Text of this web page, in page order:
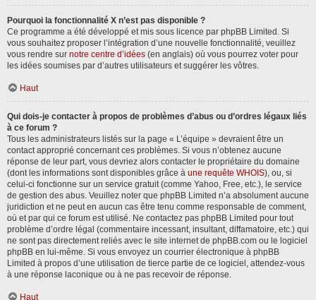
Pourquoi la fonctionnalité X n’est pas disponible ?
Ce programme a été développé et mis sous licence par phpBB Limited. Si
vous souhaitez proposer l’intégration d’une nouvelle fonctionnalité, veuillez
vous rendre sur notre centre d’idées (en anglais) où vous pourrez voter pour
les idées soumises par d’autres utilisateurs et suggérer les vôtres.
Haut
Qui dois-je contacter à propos de problèmes d’abus ou d’ordres légaux liés
à ce forum ?
Tous les administrateurs listés sur la page « L’équipe » devraient être un
contact approprié concernant ces problèmes. Si vous n’obtenez aucune
réponse de leur part, vous devriez alors contacter le propriétaire du domaine
(dont les informations sont disponibles grâce à une requête WHOIS), ou, si
celui-ci fonctionne sur un service gratuit (comme Yahoo, Free, etc.), le service
de gestion des abus. Veuillez noter que phpBB Limited n’a absolument aucune
juridiction et ne peut en aucun cas être tenu comme responsable de comment,
où et par qui ce forum est utilisé. Ne contactez pas phpBB Limited pour tout
problème d’ordre légal (commentaire incessant, insultant, diffamatoire, etc.) qui
ne sont pas directement reliés avec le site internet de phpBB.com ou le logiciel
phpBB en lui-même. Si vous envoyez un courrier électronique à phpBB
Limited à propos d’une utilisation de tierce partie de ce logiciel, attendez-vous
à une réponse laconique ou à ne pas recevoir de réponse.
Haut